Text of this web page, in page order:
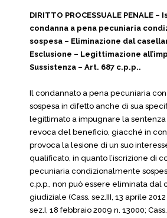
DIRITTO PROCESSUALE PENALE
condanna a pena pecuniaria
sospesa – Eliminazione dal
Esclusione – Legittimazione
Sussistenza – Art. 687 c.p.p..
Il condannato a pena pecuniaria
sospesa in difetto anche di sua
legittimato a impugnare la
revoca del beneficio, giacché in
provoca la lesione di un suo
qualificato, in quanto l’iscrizione di
pecuniaria condizionalmente
c.p.p., non può essere eliminata dal
giudiziale (Cass. sez.III, 13 aprile 2012
sez.I, 18 febbraio 2009 n. 13000;